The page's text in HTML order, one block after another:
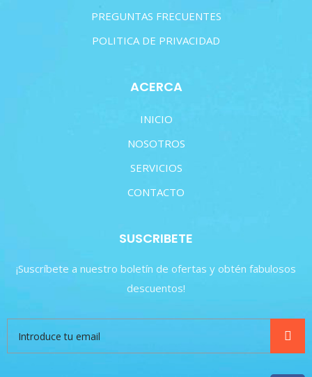
PREGUNTAS FRECUENTES
POLITICA DE PRIVACIDAD
ACERCA
INICIO
NOSOTROS
SERVICIOS
CONTACTO
SUSCRIBETE
¡Suscríbete a nuestro boletín de ofertas y obtén fabulosos
descuentos!